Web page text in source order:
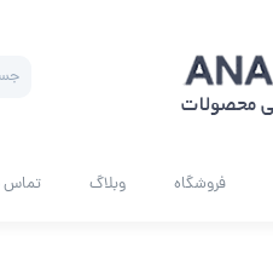
فروشگاه وبلاگ تماس